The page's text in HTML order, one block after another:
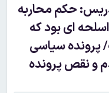
حکم محاربه
ای بود که
پرونده سیاسی
و نقص پرونده